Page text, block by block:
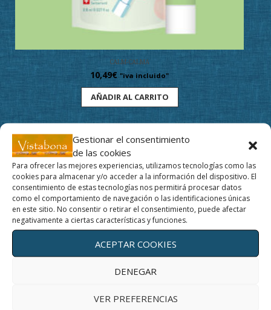
Gestionar el consentimiento
de las cookies
Para ofrecer las mejores experiencias, utilizamos tecnologías como las
cookies para almacenar y/o acceder a la información del dispositivo. El
consentimiento de estas tecnologías nos permitirá procesar datos
como el comportamiento de navegación o las identificaciones únicas
en este sitio. No consentir o retirar el consentimiento, puede afectar
negativamente a ciertas características y funciones.
ACEPTAR COOKIES
DENEGAR
VER PREFERENCIAS
CALM-CALMA
10,49€ "iva incluido"
AÑADIR AL CARRITO
Movimiento y profundidad, un regalo para tus ojos
Un día con mis ojos